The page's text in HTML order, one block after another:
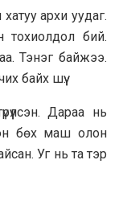
архи yyдаг.
тохиолдол бий.
Тэнэг бaйжээ.
байх шүү.
Дараа нь
бөх маш олон
Уг нь та тэр